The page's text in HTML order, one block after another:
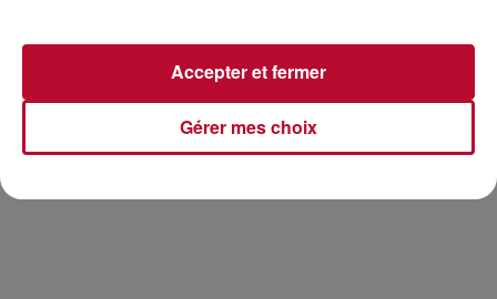
Gérer mes choix
Accepter et fermer